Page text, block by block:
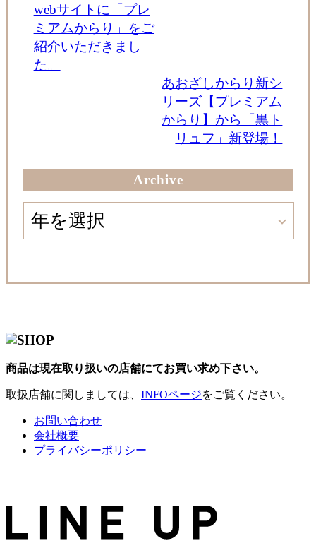
webサイトに「プレ
ミアムからり」をご
紹介いただきまし
た。
あおざしからり新シ
リーズ【プレミアム
からり】から「黒ト
リュフ」新登場！
Archive
商品は現在取り扱いの店舗にてお買い求め下さい。
取扱店舗に関しましては、 INFOページをご覧ください。
お問い合わせ
会社概要
プライバシーポリシー